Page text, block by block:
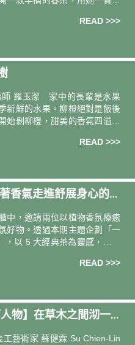
READ >>>
師 羅玉潔 家中的長輩是水果
新鮮的水果。柳橙絕對是飯後
始剝柳橙，甜美的香氣四溢在
READ >>>
香氣走進舒展身心的茶
中，邀請兩位以植物⾹氛療癒
好物。透過本期主題企劃「一
以 5 大經典茶為靈感，揉合
READ >>>
物】在草木之間沏一
藝術家 蘇健霖 Su Chien-Lin